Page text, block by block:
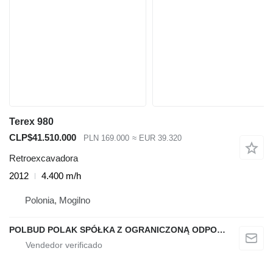
Terex 980
CLP$41.510.000
PLN 169.000 ≈ EUR 39.320
Retroexcavadora
2012
4.400 m/h
Polonia, Mogilno
POLBUD POLAK SPÓŁKA Z OGRANICZONĄ ODPOWIEDZIALNOŚCIĄ